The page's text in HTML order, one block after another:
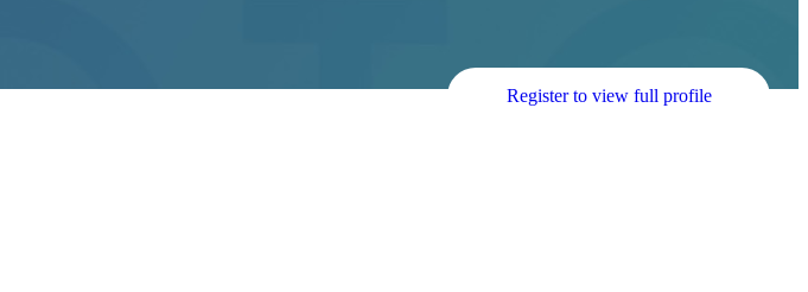
Register to view full profile